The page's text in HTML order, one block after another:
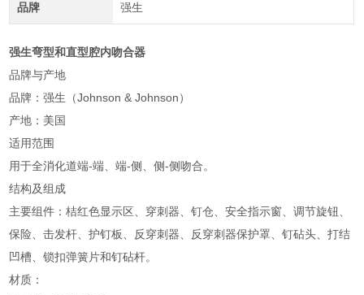
品牌 强生
强生弯型和直型腔内吻合器
品牌与产地
品牌：强生（Johnson & Johnson）
产地：美国
适用范围
用于全消化道端-端、端-侧、侧-侧吻合。
结构及组成
主要组件：桔红色显示区、穿刺器、钉仓、安全指示窗、调节旋钮、
保险、击发杆、护钉板、反穿刺器、反穿刺器保护罩、钉砧头、打结
凹槽、锁扣弹簧片和钉砧杆。
材质：